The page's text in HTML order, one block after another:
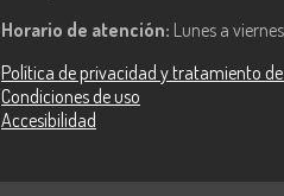
Horario de atención: Lunes a
Política de privacidad y tratamiento
Condiciones de uso
Accesibilidad